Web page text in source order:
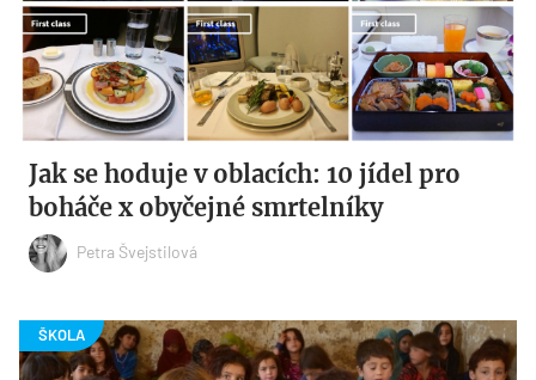
Jak se hoduje v oblacích: 10 jídel pro
boháče x obyčejné smrtelníky
Petra Švejstilová